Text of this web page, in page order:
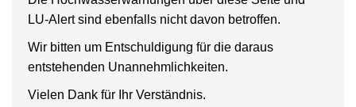
LU-Alert sind ebenfalls nicht davon betroffen.
Wir bitten um Entschuldigung für die daraus
entstehenden Unannehmlichkeiten.
Vielen Dank für Ihr Verständnis.